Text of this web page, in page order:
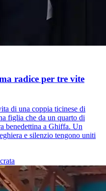
radice per tre vite
di una coppia ticinese di
figlia che da un quarto di
benedettina a Ghiffa. Un
e silenzio tengono uniti